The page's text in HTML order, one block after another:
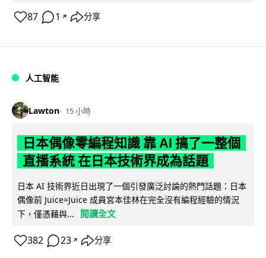
87 1 ↗ 分享
人工智能
Lawton 15 小時
日本偶像零編程知識 靠 AI 搞了一整個
直播系統 在日本技術界成為話題
日本 AI 技術界近日出現了一個引發廣泛討論的熱門話題：日本
偶像前 Juice=Juice 成員宮本佳林在完全沒有編程經驗的情況
下，僅憑藉與...
閱讀全文
382 23 ↗ 分享